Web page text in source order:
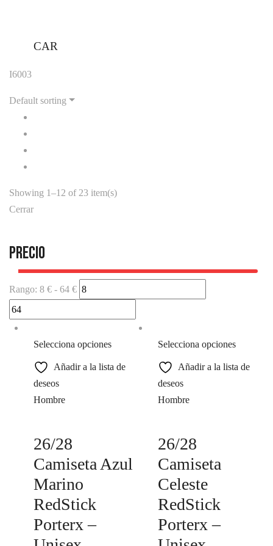
CAR
I6003
Default sorting
Showing 1–12 of 23 item(s)
Cerrar
Precio
Rango: 8 € - 64 €
Selecciona opciones
Añadir a la lista de
deseos
Hombre
26/28
Camiseta Azul
Marino
RedStick
Porterx –
Selecciona opciones
Añadir a la lista de
deseos
Hombre
26/28
Camiseta
Celeste
RedStick
Porterx –